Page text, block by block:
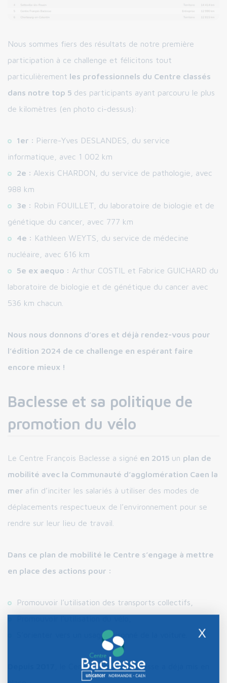
Nous sommes fiers des résultats de notre première
participation à ce challenge et félicitons tout
particulièrement les professionnels du Centre classés
dans notre top 5 des participants ayant parcouru le plus
de kilomètres (en photo ci-dessus):
1er : Pierre-Yves DESLANDES, du service
informatique, avec 1 002 km
2e : Alexis CHARDON, du service de pathologie, avec
988 km
3e : Robin FOUILLET, du laboratoire de biologie et de
génétique du cancer, avec 777 km
4e : Kathleen WEYTS, du service de médecine
nucléaire, avec 616 km
5e ex aequo : Arthur COSTIL et Fabrice GUICHARD du
laboratoire de biologie et de génétique du cancer avec
536 km chacun.
Nous nous donnons d’ores et déjà rendez-vous pour
l’édition 2024 de ce challenge en espérant faire
encore mieux !
Baclesse et sa politique de
promotion du vélo
Le Centre François Baclesse a signé en 2015 un plan de
mobilité avec la Communauté d’agglomération Caen la
mer afin d’inciter les salariés à utiliser des modes de
déplacements respectueux de l’environnement pour se
rendre sur leur lieu de travail.
Dans ce plan de mobilité le Centre s’engage à mettre
en place des actions pour :
Promouvoir l’utilisation des transports collectifs,
S’orienter vers un usage raisonné de la voiture.
, le Centre François Baclesse a déjà mis en
X